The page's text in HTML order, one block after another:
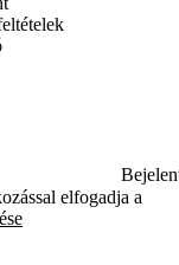
elfogadja a